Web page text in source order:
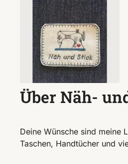
Über Näh-
Deine Wünsche sind meine
Taschen, Handtücher und